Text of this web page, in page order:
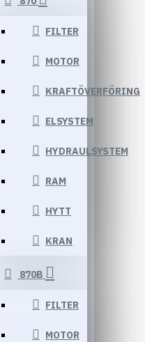
FILTER
MOTOR
KRAFTÖVERFÖRING
ELSYSTEM
HYDRAULSYSTEM
RAM
HYTT
KRAN
870B
FILTER
MOTOR